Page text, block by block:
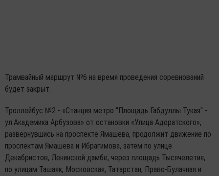
Трамвайный маршрут №6 на время проведения соревнований
будет закрыт.
Троллейбус №2 - «Станция метро "Площадь Габдуллы Тукая" -
ул.Академика Арбузова» от остановки «Улица Адоратского»,
развернувшись на проспекте Ямашева, продолжит движение по
проспектам Ямашева и Ибрагимова, затем по улице
Декабристов, Ленинской дамбе, через площадь Тысячелетия,
по улицам Ташаяк, Московская, Татарстан, Право-Булачная и